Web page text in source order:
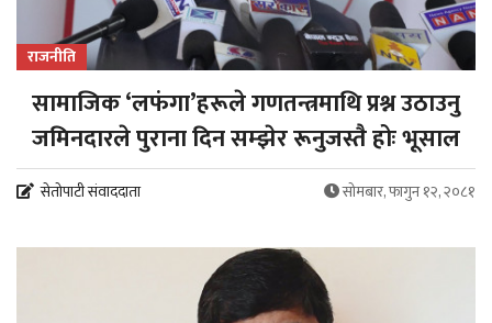
राजनीति
सामाजिक ‘लफंगा’हरूले गणतन्त्रमाथि प्रश्न उठाउनु
जमिनदारले पुराना दिन सम्झेर रूनुजस्तै होः भूसाल
सेतोपाटी संवाददाता सोमबार, फागुन १२, २०८१